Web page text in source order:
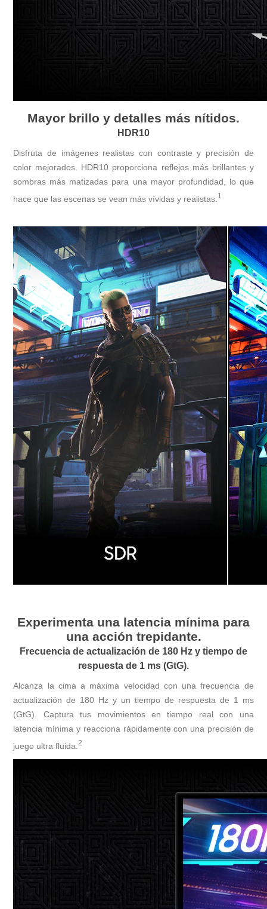
Mayor brillo y detalles más nítidos.
HDR10
Disfruta de imágenes realistas con contraste y precisión de
color mejorados. HDR10 proporciona reflejos más brillantes y
sombras más matizadas para una mayor profundidad, lo que
hace que las escenas se vean más vívidas y realistas. 1
Experimenta una latencia mínima para
una acción trepidante.
Frecuencia de actualización de 180 Hz y tiempo de
respuesta de 1 ms (GtG).
Alcanza la cima a máxima velocidad con una frecuencia de
actualización de 180 Hz y un tiempo de respuesta de 1 ms
(GtG). Captura tus movimientos en tiempo real con una
latencia mínima y reacciona rápidamente con una precisión de
juego ultra fluida.2